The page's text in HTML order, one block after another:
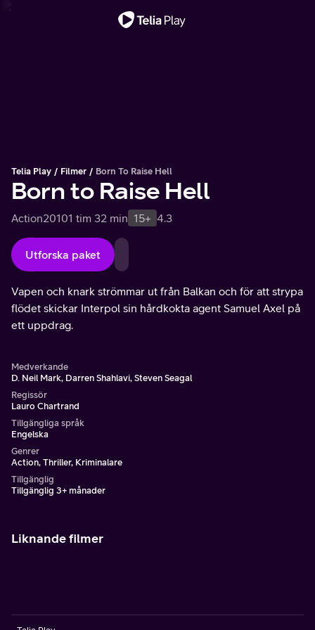
Telia Play Filmer Born To Raise Hell
Born to Raise Hell
Action20101 tim 32 min 15+ 4.3
Utforska paket
Vapen och knark strömmar ut från Balkan och för att strypa
flödet skickar Interpol sin hårdkokta agent Samuel Axel på
ett uppdrag.
Medverkande
D. Neil Mark, Darren Shahlavi, Steven Seagal
Regissör
Lauro Chartrand
Tillgängliga språk
Engelska
Genrer
Action, Thriller, Kriminalare
Tillgänglig
Tillgänglig 3+ månader
Liknande filmer